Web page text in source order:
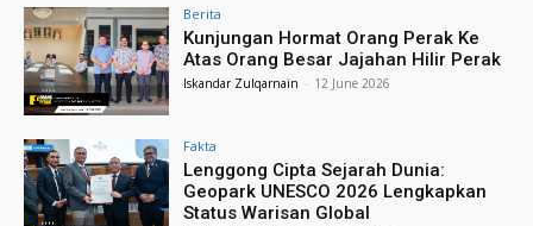
Berita
Kunjungan Hormat Orang Perak Ke
Atas Orang Besar Jajahan Hilir Perak
Iskandar Zulqarnain - 12 June 2026
Fakta
Lenggong Cipta Sejarah Dunia:
Geopark UNESCO 2026 Lengkapkan
Status Warisan Global